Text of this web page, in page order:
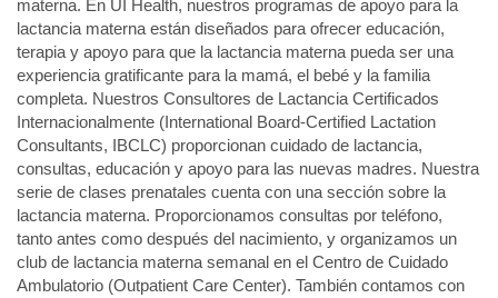
materna. En UI Health, nuestros programas de apoyo para la
lactancia materna están diseñados para ofrecer educación,
terapia y apoyo para que la lactancia materna pueda ser una
experiencia gratificante para la mamá, el bebé y la familia
completa. Nuestros Consultores de Lactancia Certificados
Internacionalmente (International Board-Certified Lactation
Consultants, IBCLC) proporcionan cuidado de lactancia,
consultas, educación y apoyo para las nuevas madres. Nuestra
serie de clases prenatales cuenta con una sección sobre la
lactancia materna. Proporcionamos consultas por teléfono,
tanto antes como después del nacimiento, y organizamos un
club de lactancia materna semanal en el Centro de Cuidado
Ambulatorio (Outpatient Care Center). También contamos con